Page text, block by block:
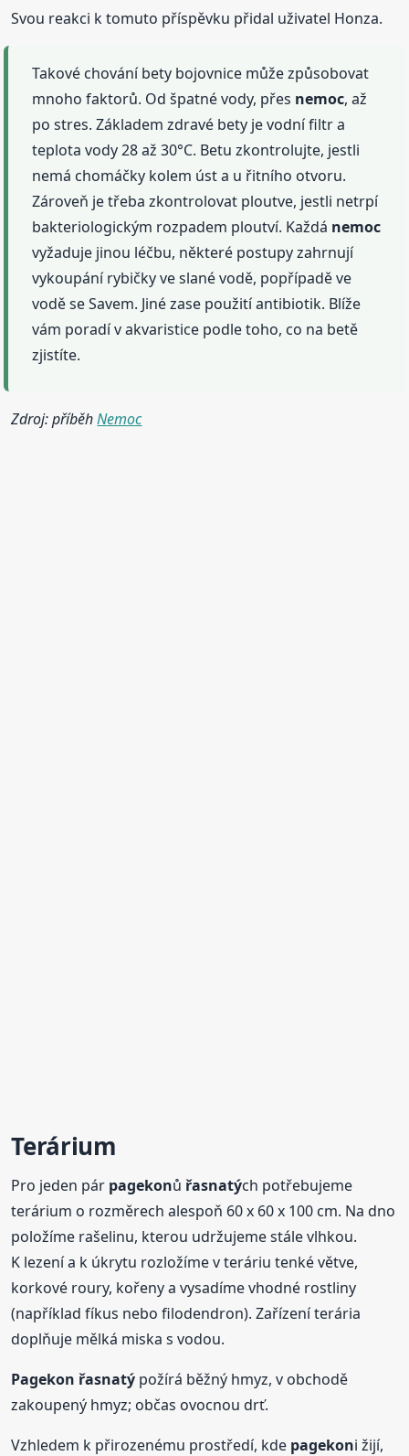
Svou reakci k tomuto příspěvku přidal uživatel Honza.
Takové chování bety bojovnice může způsobovat
mnoho faktorů. Od špatné vody, přes nemoc, až
po stres. Základem zdravé bety je vodní filtr a
teplota vody 28 až 30°C. Betu zkontrolujte, jestli
nemá chomáčky kolem úst a u řitního otvoru.
Zároveň je třeba zkontrolovat ploutve, jestli netrpí
bakteriologickým rozpadem ploutví. Každá nemoc
vyžaduje jinou léčbu, některé postupy zahrnují
vykoupání rybičky ve slané vodě, popřípadě ve
vodě se Savem. Jiné zase použití antibiotik. Blíže
vám poradí v akvaristice podle toho, co na betě
zjistíte.
Zdroj: příběhNemoc
Terárium
Pro jeden pár pagekonůřasnatých potřebujeme
terárium o rozměrech alespoň 60 x 60 x 100 cm. Na dno
položíme rašelinu, kterou udržujeme stále vlhkou.
K lezení a k úkrytu rozložíme v teráriu tenké větve,
korkové roury, kořeny a vysadíme vhodné rostliny
(například fíkus nebo filodendron). Zařízení terária
doplňuje mělká miska s vodou.
Pagekon řasnatý požírá běžný hmyz, v obchodě
zakoupený hmyz; občas ovocnou drť.
Vzhledem k přirozenému prostředí, kde pagekoni žijí,